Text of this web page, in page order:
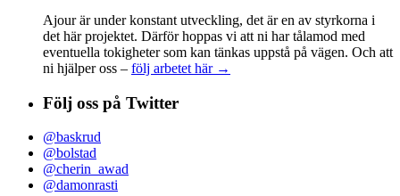
Ajour är under konstant utveckling, det är en av styrkorna i
det här projektet. Därför hoppas vi att ni har tålamod med
eventuella tokigheter som kan tänkas uppstå på vägen. Och att
ni hjälper oss – följ arbetet här →
Följ oss på Twitter
@baskrud
@bolstad
@cherin_awad
@damonrasti